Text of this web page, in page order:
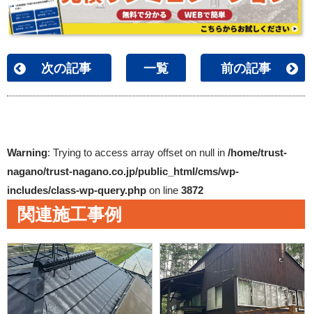
次の記事 一覧 前の記事
Warning: Trying to access array offset on null in /home/trust-
nagano/trust-nagano.co.jp/public_html/cms/wp-
includes/class-wp-query.php on line 3872
関連施工事例